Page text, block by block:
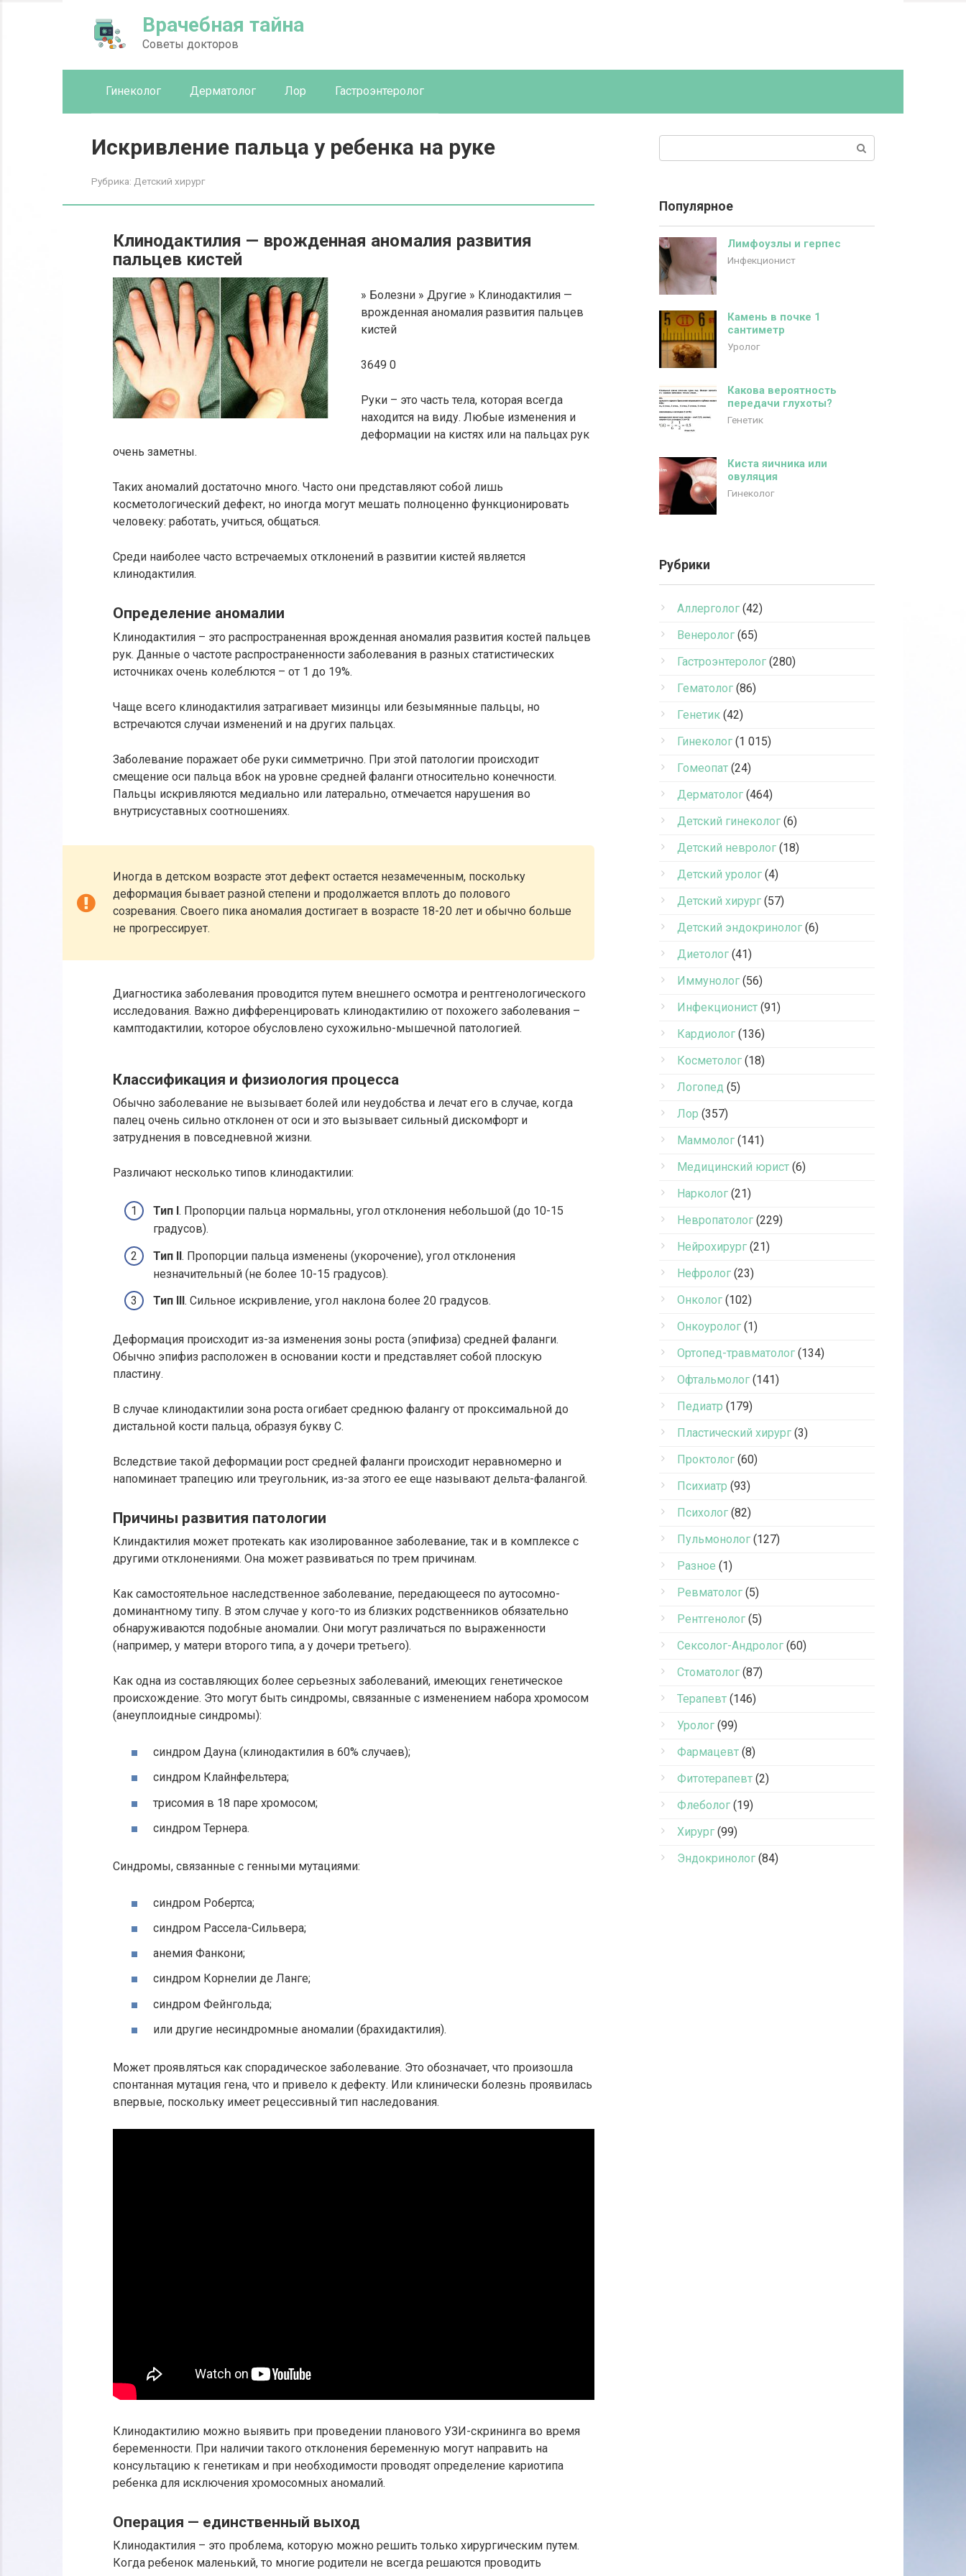
Врачебная тайна
Советы докторов
Гинеколог Дерматолог Лор Гастроэнтеролог
Искривление пальца у ребенка на руке
Рубрика: Детский хирург
Клинодактилия — врожденная аномалия развития
пальцев кистей
» Болезни » Другие » Клинодактилия —
врожденная аномалия развития пальцев
кистей
3649 0
Руки – это часть тела, которая всегда
находится на виду. Любые изменения и
деформации на кистях или на пальцах рук
очень заметны.
Таких аномалий достаточно много. Часто они представляют собой лишь
косметологический дефект, но иногда могут мешать полноценно функционировать
человеку: работать, учиться, общаться.
Среди наиболее часто встречаемых отклонений в развитии кистей является
клинодактилия.
Определение аномалии
Клинодактилия – это распространенная врожденная аномалия развития костей пальцев
рук. Данные о частоте распространенности заболевания в разных статистических
источниках очень колеблются – от 1 до 19%.
Чаще всего клинодактилия затрагивает мизинцы или безымянные пальцы, но
встречаются случаи изменений и на других пальцах.
Заболевание поражает обе руки симметрично. При этой патологии происходит
смещение оси пальца вбок на уровне средней фаланги относительно конечности.
Пальцы искривляются медиально или латерально, отмечается нарушения во
внутрисуставных соотношениях.
Иногда в детском возрасте этот дефект остается незамеченным, поскольку
деформация бывает разной степени и продолжается вплоть до полового
созревания. Своего пика аномалия достигает в возрасте 18-20 лет и обычно больше
не прогрессирует.
Диагностика заболевания проводится путем внешнего осмотра и рентгенологического
исследования. Важно дифференцировать клинодактилию от похожего заболевания –
камптодактилии, которое обусловлено сухожильно-мышечной патологией.
Классификация и физиология процесса
Обычно заболевание не вызывает болей или неудобства и лечат его в случае, когда
палец очень сильно отклонен от оси и это вызывает сильный дискомфорт и
затруднения в повседневной жизни.
Различают несколько типов клинодактилии:
Тип I . Пропорции пальца нормальны, угол отклонения небольшой (до 10-15
градусов).
Тип II. Пропорции пальца изменены (укорочение), угол отклонения
незначительный (не более 10-15 градусов).
Тип III. Сильное искривление, угол наклона более 20 градусов.
Деформация происходит из-за изменения зоны роста (эпифиза) средней фаланги.
Обычно эпифиз расположен в основании кости и представляет собой плоскую
пластину.
В случае клинодактилии зона роста огибает среднюю фалангу от проксимальной до
дистальной кости пальца, образуя букву С.
Вследствие такой деформации рост средней фаланги происходит неравномерно и
напоминает трапецию или треугольник, из-за этого ее еще называют дельта-фалангой.
Причины развития патологии
Клиндактилия может протекать как изолированное заболевание, так и в комплексе с
другими отклонениями. Она может развиваться по трем причинам.
Как самостоятельное наследственное заболевание, передающееся по аутосомно-
доминантному типу. В этом случае у кого-то из близких родственников обязательно
обнаруживаются подобные аномалии. Они могут различаться по выраженности
(например, у матери второго типа, а у дочери третьего).
Как одна из составляющих более серьезных заболеваний, имеющих генетическое
происхождение. Это могут быть синдромы, связанные с изменением набора хромосом
(анеуплоидные синдромы):
синдром Дауна (клинодактилия в 60% случаев);
синдром Клайнфельтера;
трисомия в 18 паре хромосом;
синдром Тернера.
Синдромы, связанные с генными мутациями:
синдром Робертса;
синдром Рассела-Сильвера;
анемия Фанкони;
синдром Корнелии де Ланге;
синдром Фейнгольда;
или другие несиндромные аномалии (брахидактилия).
Может проявляться как спорадическое заболевание. Это обозначает, что произошла
спонтанная мутация гена, что и привело к дефекту. Или клинически болезнь проявилась
впервые, поскольку имеет рецессивный тип наследования.
Клинодактилию можно выявить при проведении планового УЗИ-скрининга во время
беременности. При наличии такого отклонения беременную могут направить на
консультацию к генетикам и при необходимости проводят определение кариотипа
ребенка для исключения хромосомных аномалий.
Операция — единственный выход
Клинодактилия – это проблема, которую можно решить только хирургическим путем.
Когда ребенок маленький, то многие родители не всегда решаются проводить
Популярное
Лимфоузлы и герпес
Инфекционист
Камень в почке 1
сантиметр
Уролог
Какова вероятность
передачи глухоты?
Генетик
Киста яичника или
овуляция
Гинеколог
Рубрики
Аллерголог (42)
Венеролог (65)
Гастроэнтеролог (280)
Гематолог (86)
Генетик (42)
Гинеколог (1 015)
Гомеопат (24)
Дерматолог (464)
Детский гинеколог (6)
Детский невролог (18)
Детский уролог (4)
Детский хирург (57)
Детский эндокринолог (6)
Диетолог (41)
Иммунолог (56)
Инфекционист (91)
Кардиолог (136)
Косметолог (18)
Логопед (5)
Лор (357)
Маммолог (141)
Медицинский юрист (6)
Нарколог (21)
Невропатолог (229)
Нейрохирург (21)
Нефролог (23)
Онколог (102)
Онкоуролог (1)
Ортопед-травматолог (134)
Офтальмолог (141)
Педиатр (179)
Пластический хирург (3)
Проктолог (60)
Психиатр (93)
Психолог (82)
Пульмонолог (127)
Разное (1)
Ревматолог (5)
Рентгенолог (5)
Сексолог-Андролог (60)
Стоматолог (87)
Терапевт (146)
Уролог (99)
Фармацевт (8)
Фитотерапевт (2)
Флеболог (19)
Хирург (99)
Эндокринолог (84)